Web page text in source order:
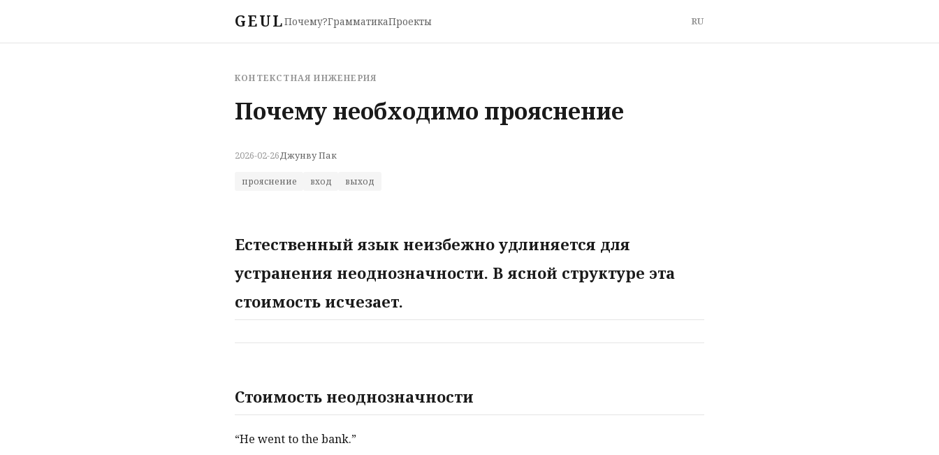
GEULПочему?ГрамматикаПроекты RU
КОНТЕКСТНАЯ ИНЖЕНЕРИЯ
Почему необходимо прояснение
2026-02-26Джунву Пак
прояснение вход выход
Естественный язык неизбежно удлиняется для
устранения неоднозначности. В ясной структуре эта
стоимость исчезает.
Стоимость неоднозначности
“He went to the bank.”